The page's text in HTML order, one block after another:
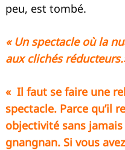
peu, est tombé.
« Un spectacle où la
aux clichés
« Il faut se faire une
spectacle. Parce qu’il
objectivité sans
gnangnan. Si vous